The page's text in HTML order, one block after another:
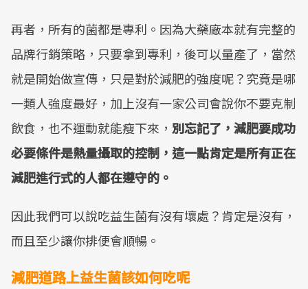
再者，所有的菌都是專利。因為大藥廠本就有完整的
品牌行銷策略，只要拿到專利，後可以量產了，當然
就是開始做宣傳，只是對於減肥的強度呢？究竟是哪
一類人強度最好，加上沒有一家公司會說你不要克制
飲食，也不運動就能瘦下來， 別忘記了，減肥要成功
必要條件是熱量攝取的控制，這一點肯定是所有正在
減肥進行式的人都在遵守的。
因此我們可以說吃益生菌有沒有壞處？肯定是沒有，
而且至少讓你排便會順暢。
減肥道路上益生菌該如何吃呢